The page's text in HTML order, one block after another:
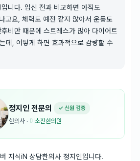
니다. 임신 전과 비교하면 아직도
고요, 체력도 예전 같지 않아서 운동도
비만 때문에 스트레스가 많아 다이어트
데, 어떻게 하면 효과적으로 감량할 수
정지인 전문의 ✓ 신원 검증
한의사 · 미소진한의원
지식iN 상담한의사 정지인입니다.